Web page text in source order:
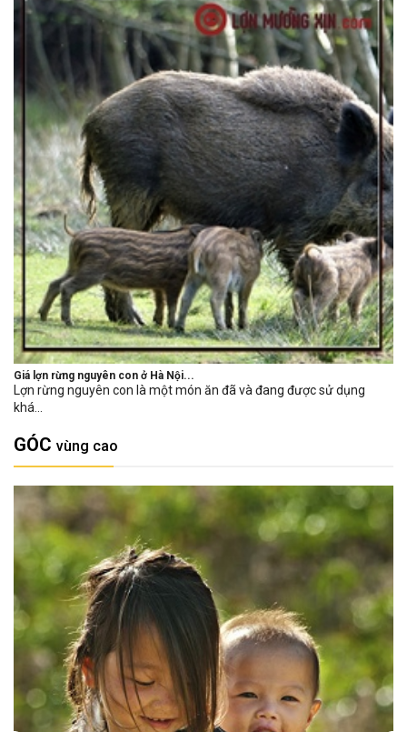
Giá lợn rừng nguyên con ở Hà Nội...
Lợn rừng nguyên con là một món ăn đã và đang được sử dụng
khá...
GÓC vùng cao